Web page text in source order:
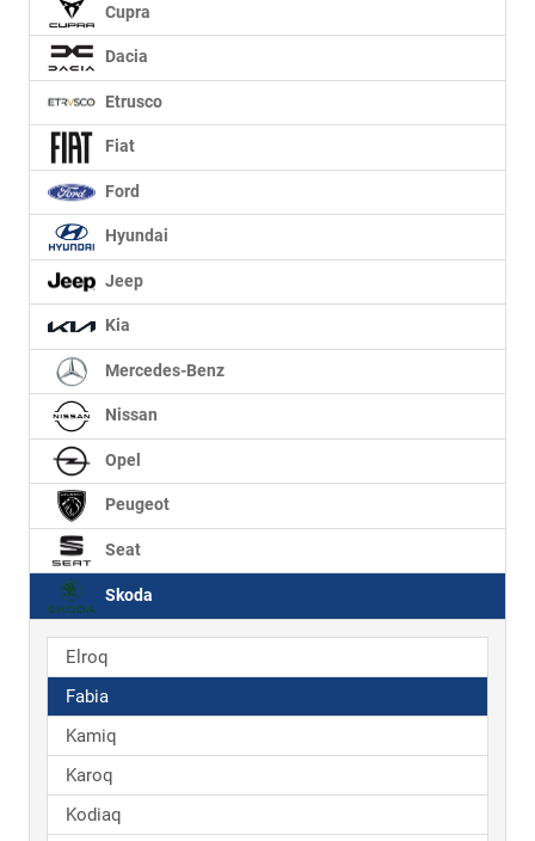
Cupra
Dacia
Etrusco
Fiat
Ford
Hyundai
Jeep
Kia
Mercedes-Benz
Nissan
Opel
Peugeot
Seat
Skoda
Elroq
Fabia
Kamiq
Karoq
Kodiaq